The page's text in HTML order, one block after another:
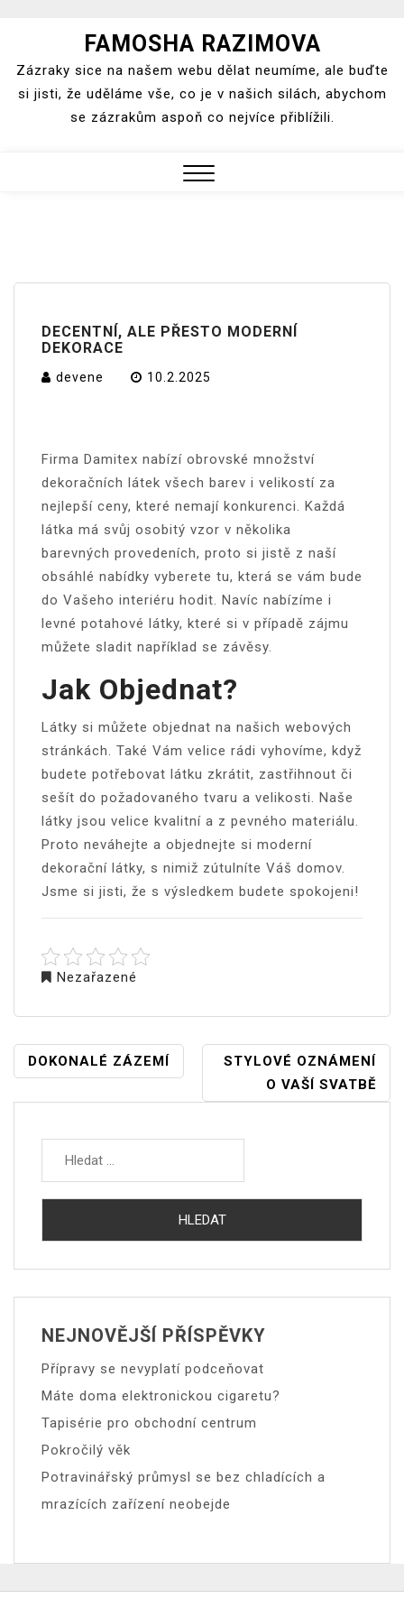
content
FAMOSHA RAZIMOVA
Zázraky sice na našem webu dělat neumíme, ale buďte
si jisti, že uděláme vše, co je v našich silách, abychom
se zázrakům aspoň co nejvíce přiblížili.
DECENTNÍ, ALE PŘESTO MODERNÍ
DEKORACE
devene 10.2.2025
Firma Damitex nabízí obrovské množství
dekoračních látek všech barev i velikostí za
nejlepší ceny, které nemají konkurenci. Každá
látka má svůj osobitý vzor v několika
barevných provedeních, proto si jistě z naší
obsáhlé nabídky vyberete tu, která se vám bude
do Vašeho interiéru hodit. Navíc nabízíme i
levné potahové látky, které si v případě zájmu
můžete sladit například se závěsy.
Jak Objednat?
Látky si můžete objednat na našich webových
stránkách. Také Vám velice rádi vyhovíme, když
budete potřebovat látku zkrátit, zastřihnout či
sešít do požadovaného tvaru a velikosti. Naše
látky jsou velice kvalitní a z pevného materiálu.
Proto neváhejte a objednejte si moderní
dekorační látky, s nimiž zútulníte Váš domov.
Jsme si jisti, že s výsledkem budete spokojeni!
Nezařazené
NAVIGACE
PRO
PŘÍSPĚVEK
DOKONALÉ ZÁZEMÍ
STYLOVÉ OZNÁMENÍ
O VAŠÍ SVATBĚ
Vyhledávání
NEJNOVĚJŠÍ PŘÍSPĚVKY
Přípravy se nevyplatí podceňovat
Máte doma elektronickou cigaretu?
Tapisérie pro obchodní centrum
Pokročilý věk
Potravinářský průmysl se bez chladících a
mrazících zařízení neobejde